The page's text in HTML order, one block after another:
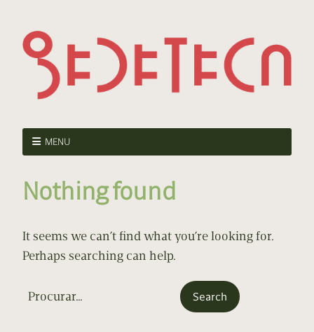
MENU
Nothing found
It seems we can’t find what you’re looking for.
Perhaps searching can help.